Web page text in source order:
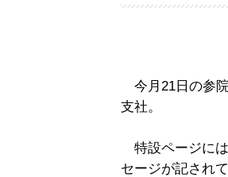
今月21日の参
支社。
特設ページに
セージが記されて